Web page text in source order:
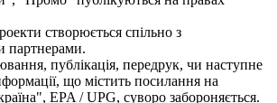
створюється спільно з
партнерами.
публікація, передрук, чи наступне
що містить посилання на
EPA / UPG, суворо забороняється.